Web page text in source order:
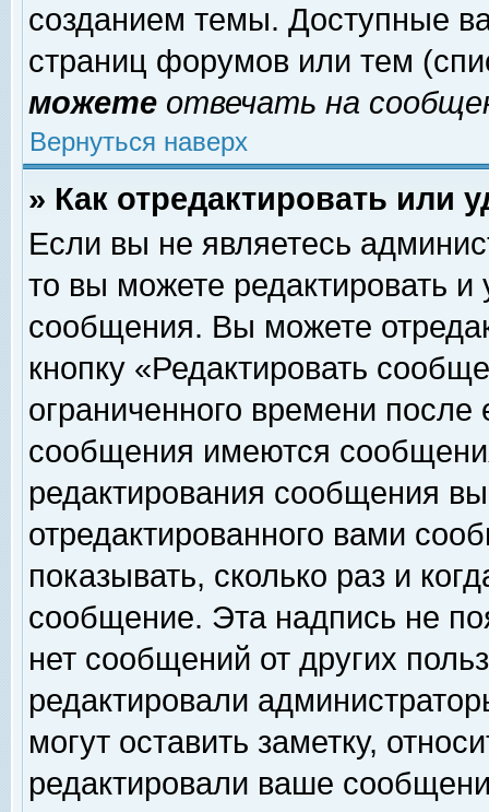
созданием темы. Доступные
страниц форумов или тем
можете отвечать на
Вернуться наверх
» Как отредактировать или
Если вы не являетесь
то вы можете редактировать и
сообщения. Вы можете
кнопку «Редактировать
ограниченного времени
сообщения имеются
редактирования сообщения
отредактированного вами
показывать, сколько раз и
сообщение. Эта надпись не
нет сообщений от других
редактировали
могут оставить заметку,
редактировали ваше